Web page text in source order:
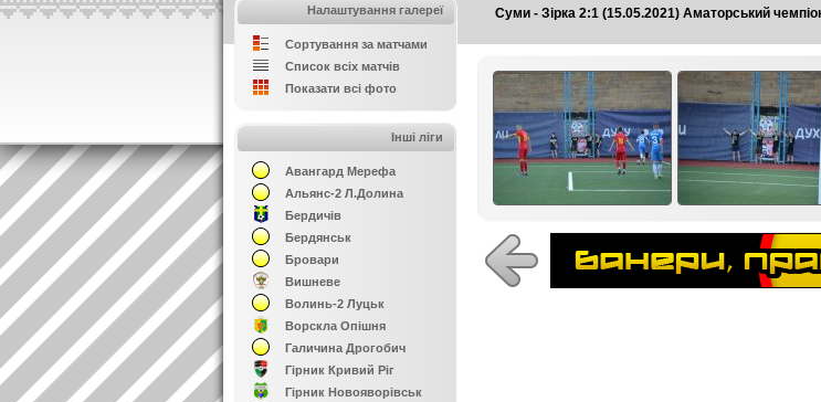
Суми - Зірка 2:1 (15.05.2021) Аматорський
Налаштування галереї
Сортування за матчами
Список всіх матчів
Показати всі фото
Інші ліги
Авангард Мерефа
Альянс-2 Л.Долина
Бердичів
Бердянськ
Бровари
Вишневе
Волинь-2 Луцьк
Ворскла Опішня
Галичина Дрогобич
Гірник Кривий Ріг
Гірник Новояворівськ